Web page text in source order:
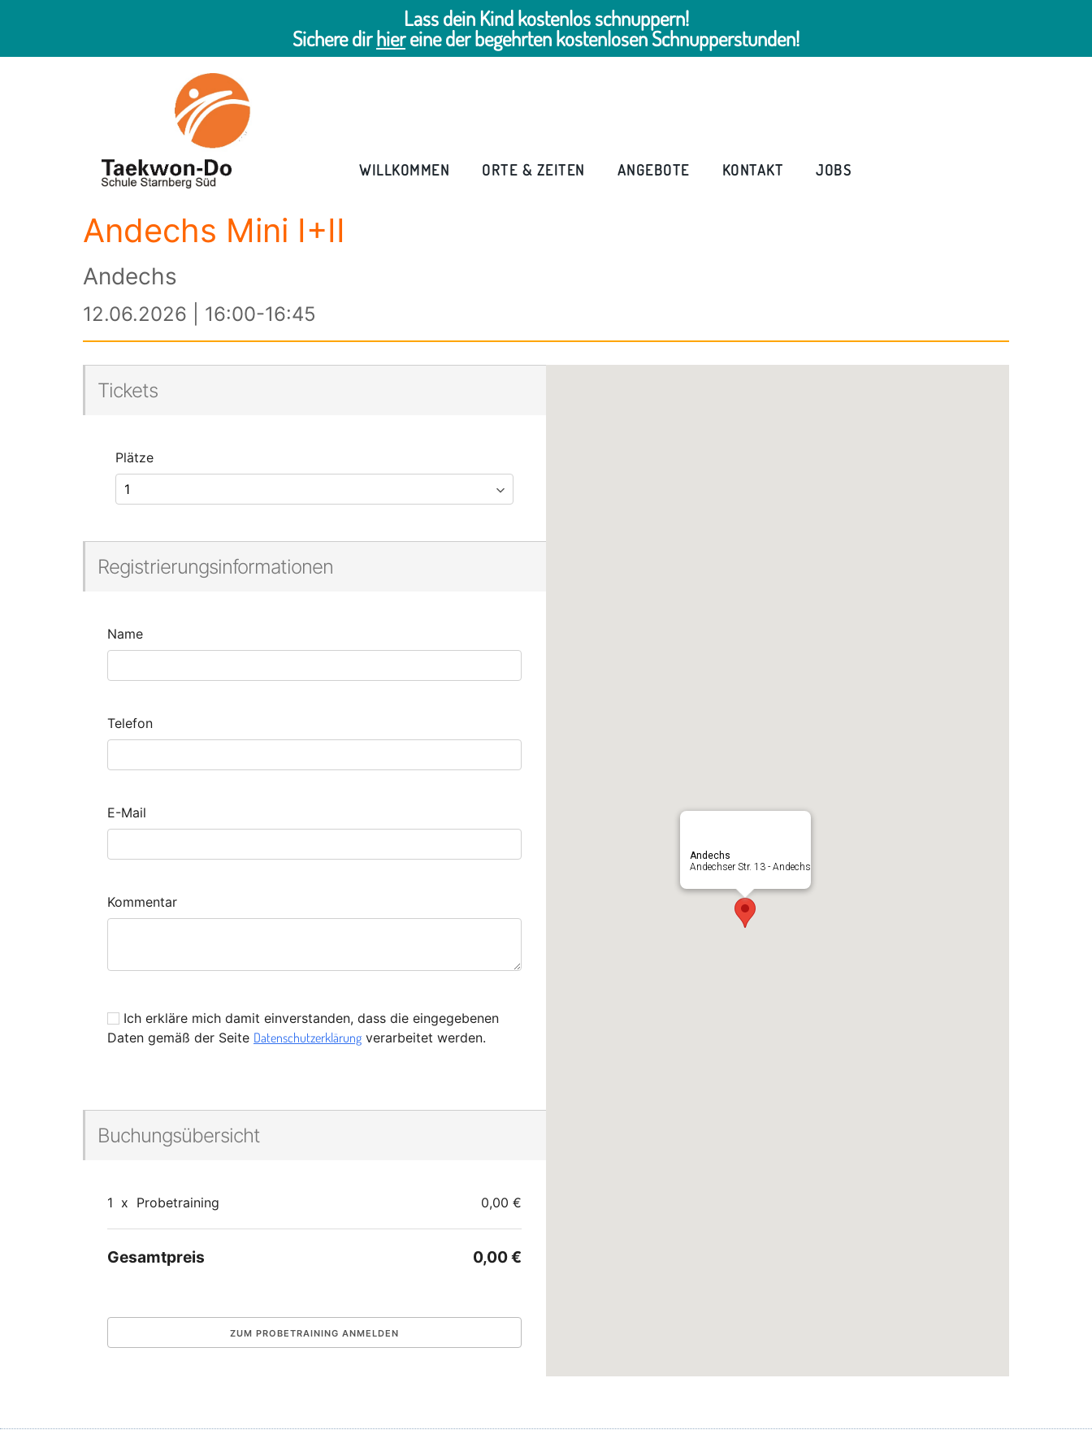
Lass dein Kind kostenlos schnuppern!
Sichere dirhiereine der begehrten kostenlosen Schnupperstunden!
WILLKOMMEN ORTE & ZEITEN ANGEBOTE KONTAKT JOBS
Andechs Mini I+II
Andechs
12.06.2026 | 16:00-16:45
Tickets
Plätze
Registrierungsinformationen
Name
Telefon
E-Mail
Kommentar
Ich erkläre mich damit einverstanden, dass die eingegebenen
Daten gemäß der Seite Datenschutzerklärung verarbeitet werden.
Buchungsübersicht
1 x Probetraining 0,00 €
Gesamtpreis 0,00 €
Andechs
Andechser Str. 13 - Andechs